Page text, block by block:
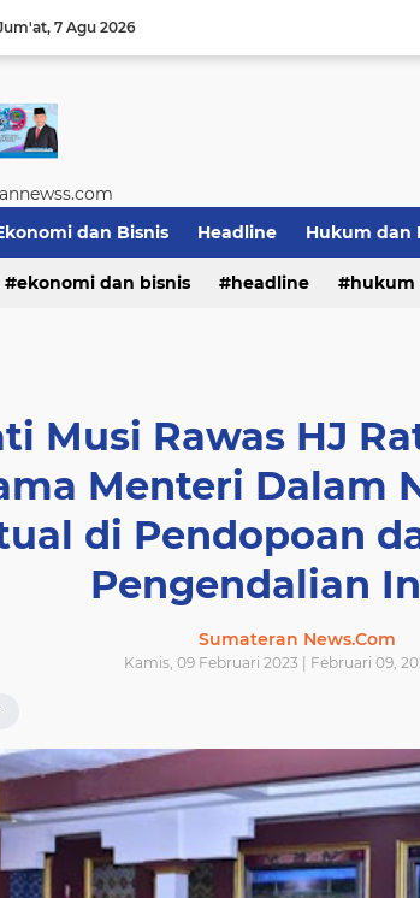
7 Agu 2026
dan Bisnis Headline Hukum dan
Sumsel Update
ekonomi dan bisnis headline hukum
Musi Rawas HJ
Menteri Dalam
di Pendopoan
Pengendalian
Sumateran News.Com
Kamis, 09 Februari 2023 | Februari 09,